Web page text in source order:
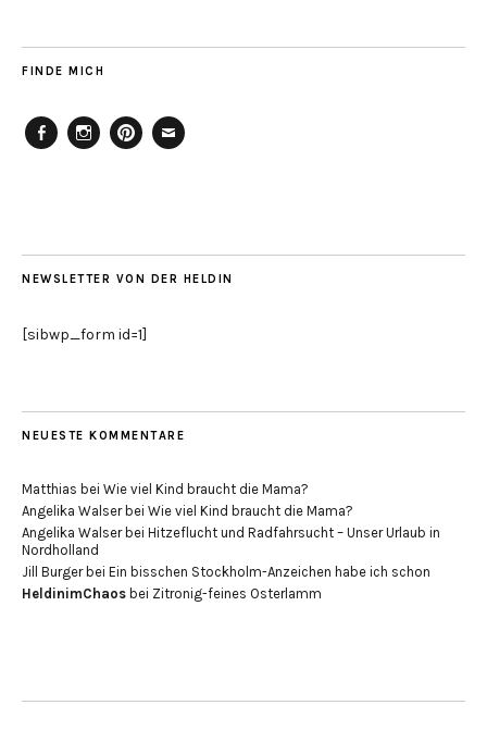
FINDE MICH
NEWSLETTER VON DER HELDIN
[sibwp_form id=1]
NEUESTE KOMMENTARE
Matthias bei Wie viel Kind braucht die Mama?
Angelika Walserbei Wie viel Kind braucht die Mama?
Angelika Walserbei Hitzeflucht und Radfahrsucht – Unser Urlaub in
Nordholland
Jill Burgerbei Ein bisschen Stockholm-Anzeichen habe ich schon
HeldinimChaos bei Zitronig-feines Osterlamm